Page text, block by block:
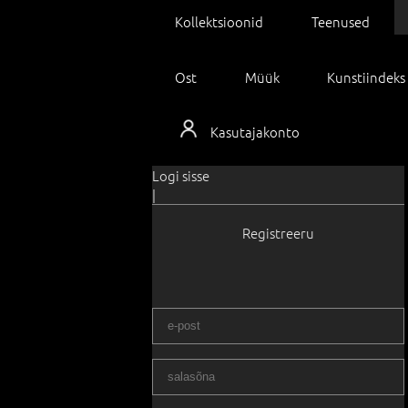
Kollektsioonid Teenused
Ost Müük Kunstiindeks
Kasutajakonto
Logi sisse
|
Registreeru